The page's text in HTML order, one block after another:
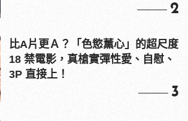
2
比A片更Ａ？「色慾薰心」的超尺度
18 禁電影，真槍實彈性愛、自慰、
3P 直接上！
3